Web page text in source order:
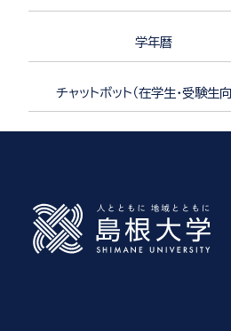
学年暦
チャットボット（在学生・受験生向